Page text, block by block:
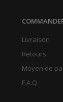
Livraison
Retours
Moyen de
F.A.Q.